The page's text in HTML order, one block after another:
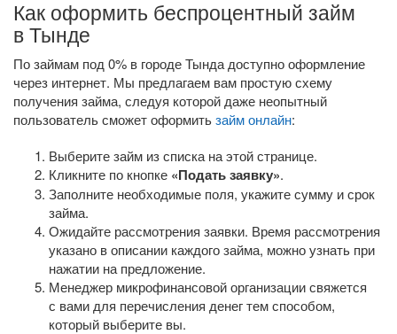
Как оформить беспроцентный займ
в Тынде
По займам под 0% в городе Тында доступно оформление
через интернет. Мы предлагаем вам простую схему
получения займа, следуя которой даже неопытный
пользователь сможет оформитьзайм онлайн:
Выберите займ из списка на этой странице.
Кликните по кнопке «Подать заявку».
Заполните необходимые поля, укажите сумму и срок
займа.
Ожидайте рассмотрения заявки. Время рассмотрения
указано в описании каждого займа, можно узнать при
нажатии на предложение.
Менеджер микрофинансовой организации свяжется
с вами для перечисления денег тем способом,
который выберите вы.